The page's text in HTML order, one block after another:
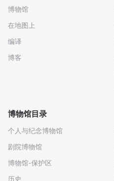
博物馆
在地图上
编译
博客
博物馆目录
个人与纪念博物馆
剧院博物馆
博物馆-保护区
历史